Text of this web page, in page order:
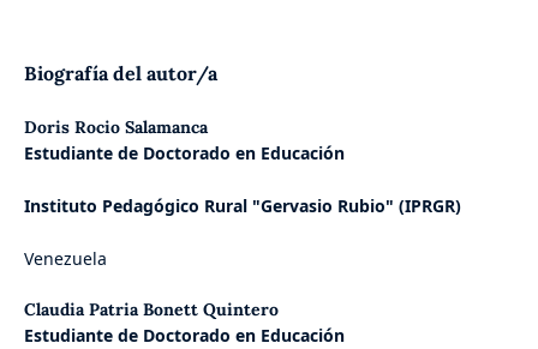
Biografía del autor/a
Doris Rocio Salamanca
Estudiante de Doctorado en Educación
Instituto Pedagógico Rural "Gervasio Rubio" (IPRGR)
Venezuela
Claudia Patria Bonett Quintero
Estudiante de Doctorado en Educación